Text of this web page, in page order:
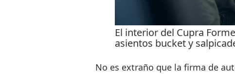
El interior del Cupra
asientos bucket y
No es extraño que la firma de